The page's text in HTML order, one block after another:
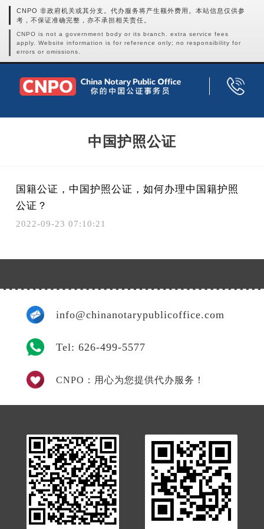
CNPO 非政府机关或其分支。代办服务将产生额外费用。本站信息仅供参
考，不保证准确完整，亦不承担相关责任。
CNPO is not a government body or its branch. extra service fees
apply. Website information is for reference only; no responsibility for
errors or omissions.
中国护照公证
国籍公证，中国护照公证，如何办理中国籍护照
公证？
2022-09-23 07:10:21
info@chinanotarypublicoffice.com
Tel: 626-499-5577
CNPO：用心为您提供代办服务！